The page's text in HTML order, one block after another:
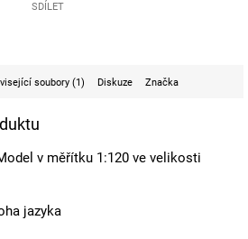
SDÍLET
soubory (1) Diskuze Značka
v měřítku 1:120 ve velikosti
jazyka